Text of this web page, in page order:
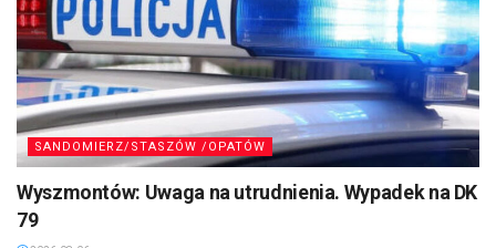
SANDOMIERZ/STASZÓW /OPATÓW
Wyszmontów: Uwaga na utrudnienia. Wypadek na DK
79